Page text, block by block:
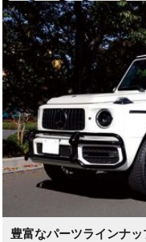
豊富なパーツラインナ